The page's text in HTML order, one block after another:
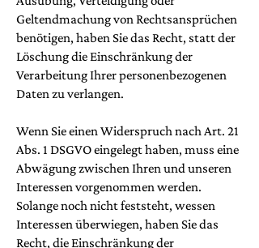
Geltendmachung von Rechtsansprüchen
benötigen, haben Sie das Recht, statt der
Löschung die Einschränkung der
Verarbeitung Ihrer personenbezogenen
Daten zu verlangen.
Wenn Sie einen Widerspruch nach Art. 21
Abs. 1 DSGVO eingelegt haben, muss eine
Abwägung zwischen Ihren und unseren
Interessen vorgenommen werden.
Solange noch nicht feststeht, wessen
Interessen überwiegen, haben Sie das
Recht, die Einschränkung der